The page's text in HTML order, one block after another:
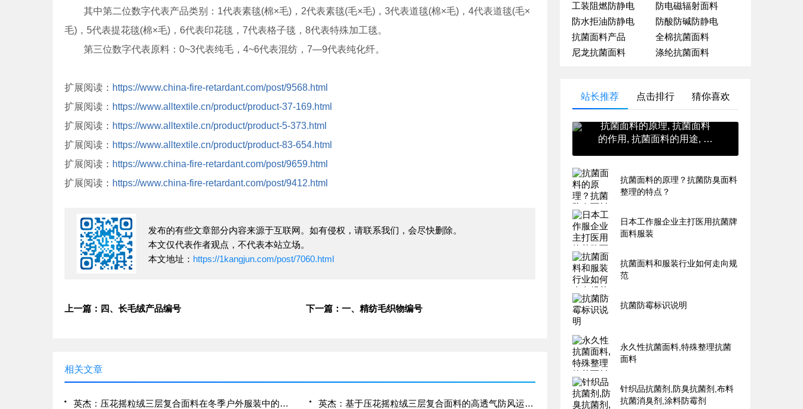
其中第二位数字代表产品类别：1代表素毯(棉×毛)，2代表素毯(毛×毛)，3代表道毯(棉×毛)，4代表道毯(毛×
毛)，5代表提花毯(棉×毛)，6代表印花毯，7代表格子毯，8代表特殊加工毯。
第三位数字代表原料：0~3代表纯毛，4~6代表混纺，7—9代表纯化纤。
扩展阅读： https://www.china-fire-retardant.com/post/9568.html
扩展阅读： https://www.alltextile.cn/product/product-37-169.html
扩展阅读： https://www.alltextile.cn/product/product-5-373.html
扩展阅读： https://www.alltextile.cn/product/product-83-654.html
扩展阅读： https://www.china-fire-retardant.com/post/9659.html
扩展阅读： https://www.china-fire-retardant.com/post/9412.html
发布的有些文章部分内容来源于互联网。如有侵权，请联系我们，会尽快删除。
本文仅代表作者观点，不代表本站立场。
本文地址： https://1kangjun.com/post/7060.html
上一篇：四、长毛绒产品编号 下一篇：一、精纺毛织物编号
相关文章
英杰：压花摇粒绒三层复合面料在冬季户外服装中的保暖性能优化研究
英杰：基于压花摇粒绒三层复合面料的高透气防风运动服饰开发
工装阻燃防静电
防电磁辐射面料
防水拒油防静电
防酸防碱防静电
抗菌面料产品
全棉抗菌面料
尼龙抗菌面料
涤纶抗菌面料
站长推荐 点击排行 猜你喜欢
抗菌面料的原理, 抗菌面料
的作用, 抗菌面料的用途, 抗
抗菌面料的原理？抗菌防臭面料
整理的特点？
日本工作服企业主打医用抗菌牌
面料服装
抗菌面料和服装行业如何走向规
范
抗菌防霉标识说明
永久性抗菌面料,特殊整理抗菌
面料
针织品抗菌剂,防臭抗菌剂,布料
抗菌消臭剂,涂料防霉剂